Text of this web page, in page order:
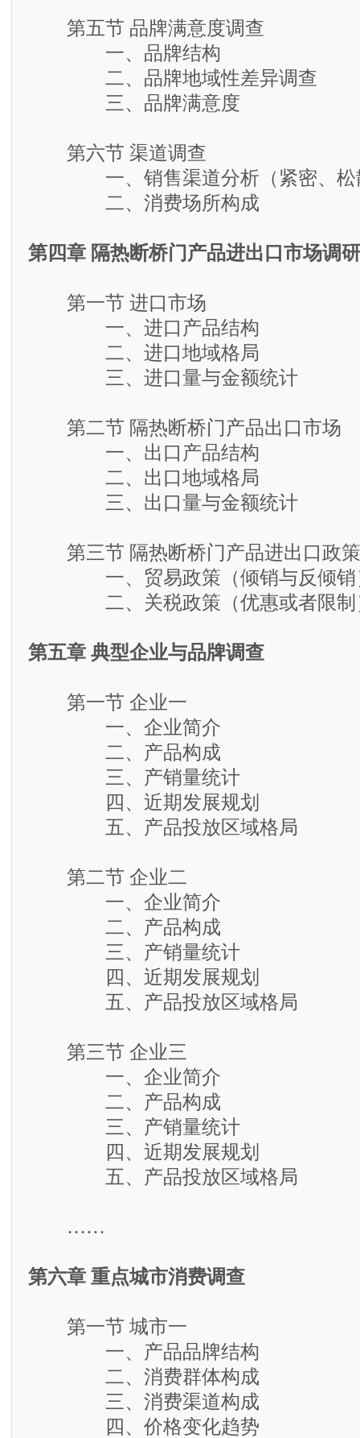
第五节 品牌满意度调查
一、品牌结构
二、品牌地域性差异调查
三、品牌满意度
第六节 渠道调查
一、销售渠道分析（紧密、松
二、消费场所构成
第四章 隔热断桥门产品进出口市场调研
第一节 进口市场
一、进口产品结构
二、进口地域格局
三、进口量与金额统计
第二节 隔热断桥门产品出口市场
一、出口产品结构
二、出口地域格局
三、出口量与金额统计
第三节 隔热断桥门产品进出口政策
一、贸易政策（倾销与反倾销
二、关税政策（优惠或者限制
第五章 典型企业与品牌调查
第一节 企业一
一、企业简介
二、产品构成
三、产销量统计
四、近期发展规划
五、产品投放区域格局
第二节 企业二
一、企业简介
二、产品构成
三、产销量统计
四、近期发展规划
五、产品投放区域格局
第三节 企业三
一、企业简介
二、产品构成
三、产销量统计
四、近期发展规划
五、产品投放区域格局
……
第六章 重点城市消费调查
第一节 城市一
一、产品品牌结构
二、消费群体构成
三、消费渠道构成
四、价格变化趋势